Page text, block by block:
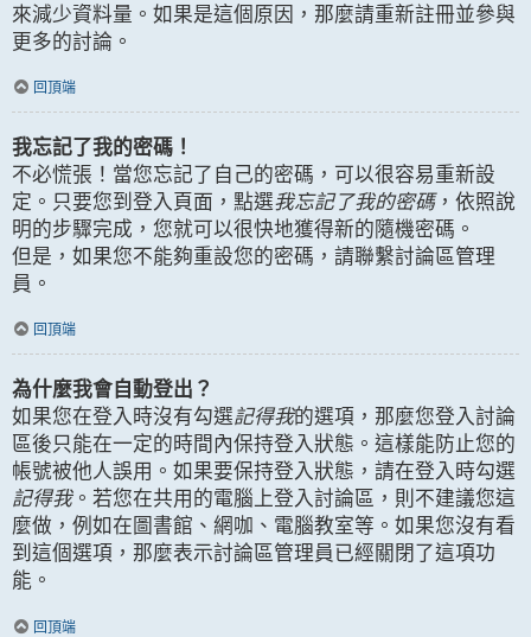
來減少資料量。如果是這個原因，那麼請重新註冊並參與
更多的討論。
回頂端
我忘記了我的密碼！
不必慌張！當您忘記了自己的密碼，可以很容易重新設
定。只要您到登入頁面，點選我忘記了我的密碼，依照說
明的步驟完成，您就可以很快地獲得新的隨機密碼。
但是，如果您不能夠重設您的密碼，請聯繫討論區管理
員。
回頂端
為什麼我會自動登出？
如果您在登入時沒有勾選記得我的選項，那麼您登入討論
區後只能在一定的時間內保持登入狀態。這樣能防止您的
帳號被他人誤用。如果要保持登入狀態，請在登入時勾選
記得我。若您在共用的電腦上登入討論區，則不建議您這
麼做，例如在圖書館、網咖、電腦教室等。如果您沒有看
到這個選項，那麼表示討論區管理員已經關閉了這項功
能。
回頂端